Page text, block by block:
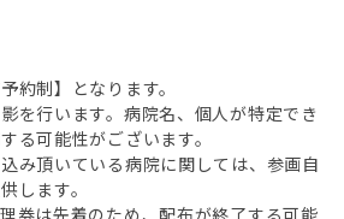
約制】となります。
を行います。病院名、個人が特定でき
る可能性がございます。
み頂いている病院に関しては、参画自
します。
券は先着のため、配布が終了する可能